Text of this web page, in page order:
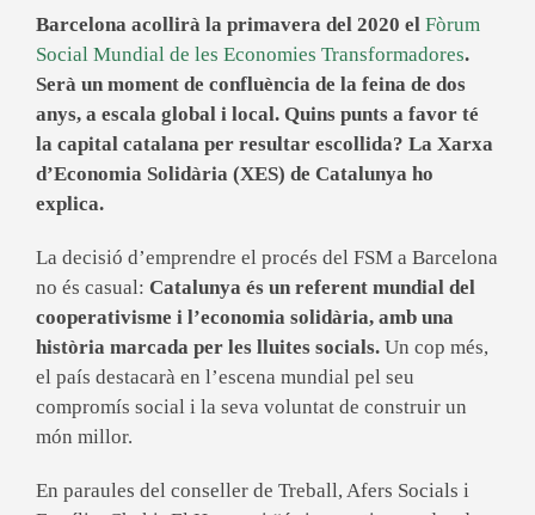
Barcelona acollirà la primavera del 2020 el Fòrum
Social Mundial de les Economies Transformadores.
Serà un moment de confluència de la feina de dos
anys, a escala global i local. Quins punts a favor té
la capital catalana per resultar escollida? La Xarxa
d’Economia Solidària (XES) de Catalunya ho
explica.
La decisió d’emprendre el procés del FSM a Barcelona
no és casual: Catalunya és un referent mundial del
cooperativisme i l’economia solidària, amb una
història marcada per les lluites socials. Un cop més,
el país destacarà en l’escena mundial pel seu
compromís social i la seva voluntat de construir un
món millor.
En paraules del conseller de Treball, Afers Socials i